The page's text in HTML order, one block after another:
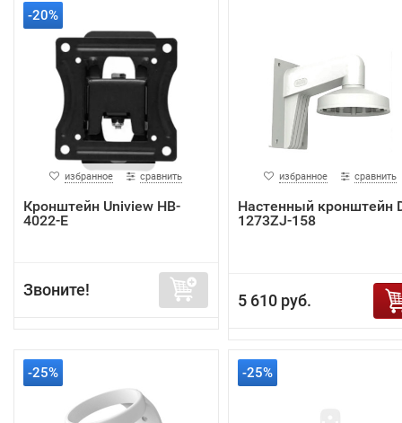
-20%
избранное сравнить
Кронштейн Uniview HB-
4022-E
Звоните!
избранное сравнить
Настенный кронштейн
1273ZJ-158
5 610 руб.
-25% -25%